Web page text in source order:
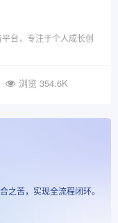
台，专注于个人成长创
浏览 354.6K
之苦，实现全流程闭环。